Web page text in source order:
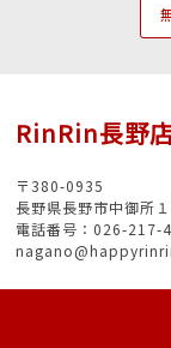
RinRin長野
〒380-0935
長野県長野市中御所
電話番号：026-217-